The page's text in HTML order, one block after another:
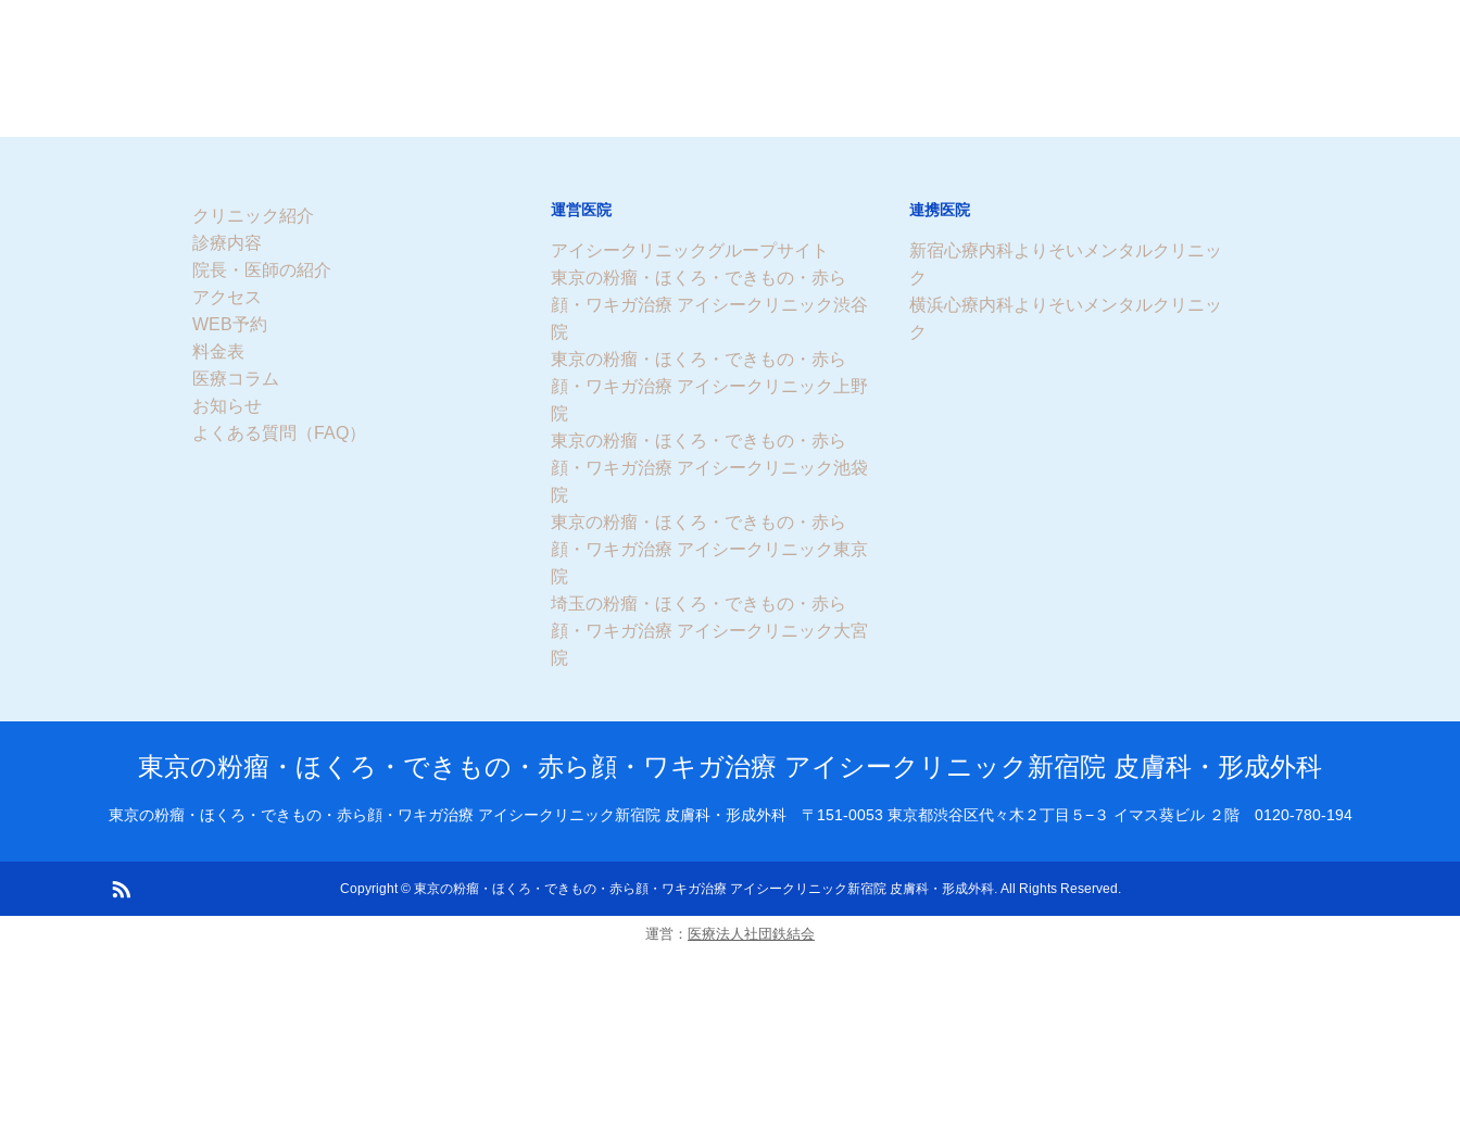
クリニック紹介
診療内容
院長・医師の紹介
アクセス
WEB予約
料金表
医療コラム
お知らせ
よくある質問（FAQ）
運営医院
アイシークリニックグループサイト
東京の粉瘤・ほくろ・できもの・赤ら
顔・ワキガ治療 アイシークリニック渋谷
院
東京の粉瘤・ほくろ・できもの・赤ら
顔・ワキガ治療 アイシークリニック上野
院
東京の粉瘤・ほくろ・できもの・赤ら
顔・ワキガ治療 アイシークリニック池袋
院
東京の粉瘤・ほくろ・できもの・赤ら
顔・ワキガ治療 アイシークリニック東京
院
埼玉の粉瘤・ほくろ・できもの・赤ら
顔・ワキガ治療 アイシークリニック大宮
院
連携医院
新宿心療内科よりそいメンタルクリニッ
ク
横浜心療内科よりそいメンタルクリニッ
ク
東京の粉瘤・ほくろ・できもの・赤ら顔・ワキガ治療 アイシークリニック新宿院 皮膚科・形成外科
東京の粉瘤・ほくろ・できもの・赤ら顔・ワキガ治療 アイシークリニック新宿院 皮膚科・形成外科 〒151-0053 東京都渋谷区代々木２丁目５−３ イマス葵ビル ２階 0120-780-194
Copyright© 東京の粉瘤・ほくろ・できもの・赤ら顔・ワキガ治療 アイシークリニック新宿院 皮膚科・形成外科. All Rights Reserved.
運営： 医療法人社団鉄結会